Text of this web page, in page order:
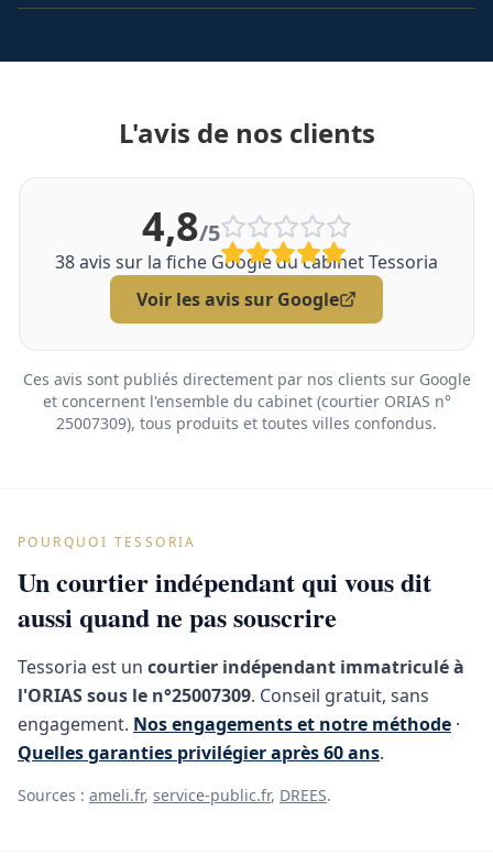
L'avis de nos clients
4,8/5
38avis sur la fiche Google du cabinet Tessoria
Voir les avis sur Google
Ces avis sont publiés directement par nos clients sur Google
et concernent l'ensemble du cabinet (courtier ORIAS n°
25007309), tous produits et toutes villes confondus.
POURQUOI TESSORIA
Un courtier indépendant qui vous dit
aussi quand ne pas souscrire
Tessoria est un courtier indépendant immatriculé à
l'ORIAS sous le n°25007309. Conseil gratuit, sans
engagement. Nos engagements et notre méthode ·
Quelles garanties privilégier après 60 ans.
Sources : ameli.fr, service-public.fr, DREES.